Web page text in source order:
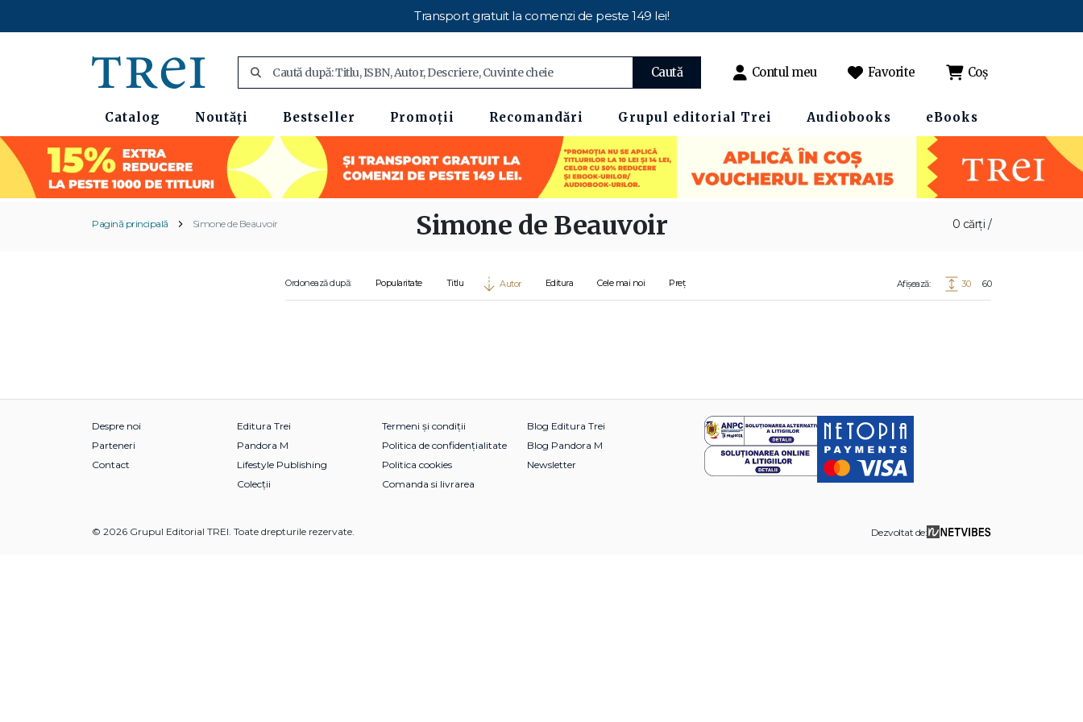
Transport gratuit la comenzi de peste 149 lei!
Caută Contul meu Favorite Coș
Catalog Noutăți Bestseller Promoții Recomandări Grupul editorial Trei Audiobooks eBooks
Pagină principală Simone de Beauvoir 0 cărți /
Simone de Beauvoir
Ordonează după: Popularitate Titlu Autor Editura Cele mai noi Preț Afișează: 30 60
Despre noi
Parteneri
Contact
Editura Trei
Pandora M
Lifestyle Publishing
Colecții
Termeni și condiții
Politica de confidențialitate
Politica cookies
Comanda si livrarea
Blog Editura Trei
Blog Pandora M
Newsletter
© 2026 Grupul Editorial TREI. Toate drepturile rezervate. Dezvoltat de: